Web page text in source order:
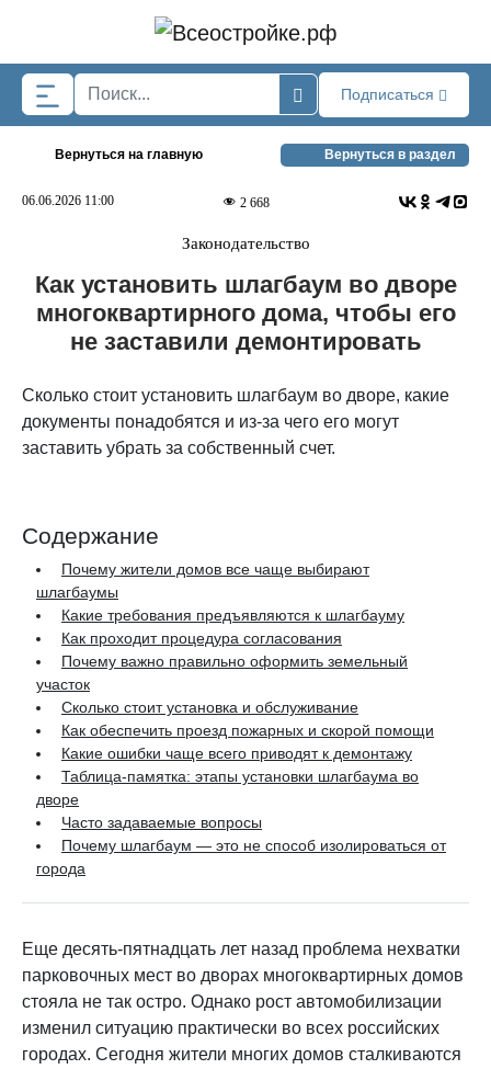
Подписаться
Вернуться на главную Вернуться в раздел
06.06.2026 11:00 2 668
Законодательство
Как установить шлагбаум во дворе
многоквартирного дома, чтобы его
не заставили демонтировать
Сколько стоит установить шлагбаум во дворе, какие
документы понадобятся и из-за чего его могут
заставить убрать за собственный счет.
Содержание
Почему жители домов все чаще выбирают
шлагбаумы
Какие требования предъявляются к шлагбауму
Как проходит процедура согласования
Почему важно правильно оформить земельный
участок
Сколько стоит установка и обслуживание
Как обеспечить проезд пожарных и скорой помощи
Какие ошибки чаще всего приводят к демонтажу
Таблица-памятка: этапы установки шлагбаума во
дворе
Часто задаваемые вопросы
Почему шлагбаум — это не способ изолироваться от
города
Еще десять-пятнадцать лет назад проблема нехватки
парковочных мест во дворах многоквартирных домов
стояла не так остро. Однако рост автомобилизации
изменил ситуацию практически во всех российских
городах. Сегодня жители многих домов сталкиваются